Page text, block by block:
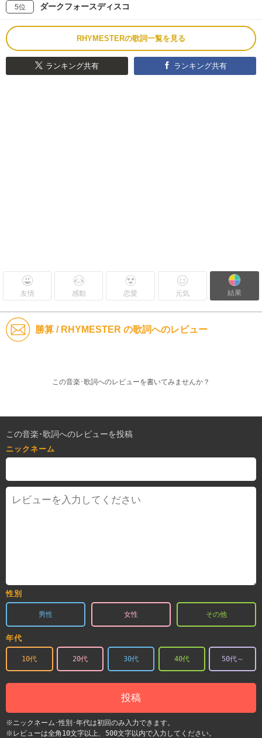
5位 ダークフォースディスコ
RHYMESTERの歌詞一覧を見る
ランキング共有 ランキング共有
友情 感動 恋愛 元気 結果
勝算 / RHYMESTER の歌詞へのレビュー
この音楽･歌詞へのレビューを書いてみませんか？
この音楽･歌詞へのレビューを投稿
ニックネーム
性別
男性 女性 その他
年代
10代 20代 30代 40代 50代～
投稿
※ニックネーム･性別･年代は初回のみ入力できます。
※レビューは全角10文字以上、500文字以内で入力してください。